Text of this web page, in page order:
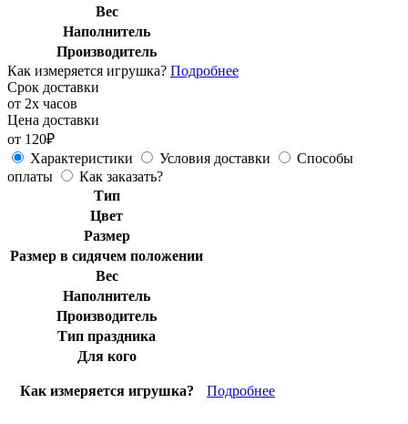
Вес
Наполнитель
Производитель
Как измеряется игрушка? Подробнее
Срок доставки
от 2х часов
Цена доставки
от 120₽
Характеристики
Условия доставки
Способы
оплаты
Как заказать?
Тип
Цвет
Размер
Размер в сидячем положении
Вес
Наполнитель
Производитель
Тип праздника
Для кого
Как измеряется игрушка? Подробнее